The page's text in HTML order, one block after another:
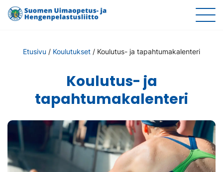
Etusivu / Koulutukset / Koulutus- ja tapahtumakalenteri
Koulutus- ja
tapahtumakalenteri